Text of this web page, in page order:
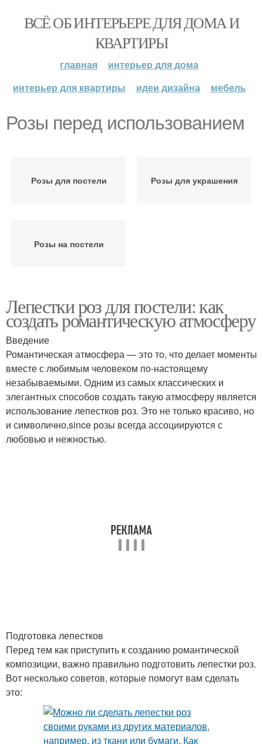
ВСЁ ОБ ИНТЕРЬЕРЕ ДЛЯ ДОМА И
КВАРТИРЫ
главная
интерьер для дома
интерьер для квартиры
идеи дизайна мебель
Розы перед использованием
Розы для постели Розы для украшения
Розы на постели
Лепестки роз для постели: как
создать романтическую атмосферу
Введение
Романтическая атмосфера — это то, что делает моменты
вместе с любимым человеком по-настоящему
незабываемыми. Одним из самых классических и
элегантных способов создать такую атмосферу является
использование лепестков роз. Это не только красиво, но
и символично,since розы всегда ассоциируются с
любовью и нежностью.
Подготовка лепестков
Перед тем как приступить к созданию романтической
композиции, важно правильно подготовить лепестки роз.
Вот несколько советов, которые помогут вам сделать
это: